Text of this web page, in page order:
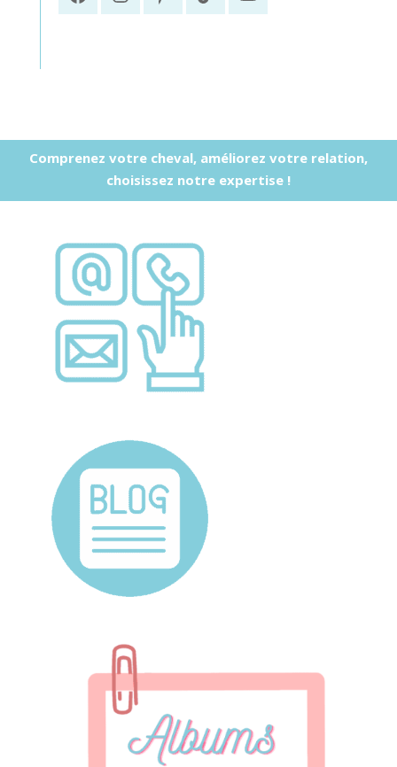
Comprenez votre cheval, améliorez votre relation,
choisissez notre expertise !